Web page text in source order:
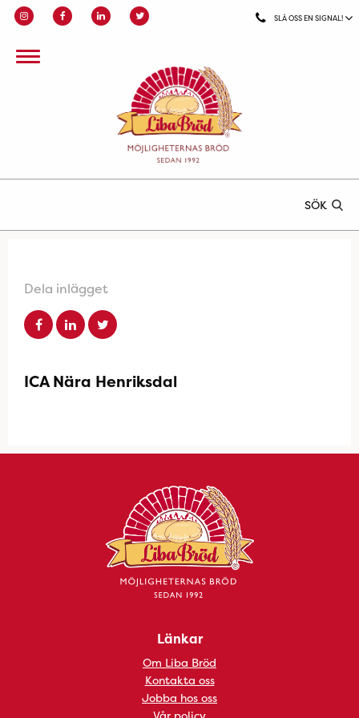
SLÅ OSS EN SIGNAL!
SÖK
Dela inlägget
ICA Nära Henriksdal
Länkar
Om Liba Bröd
Kontakta oss
Jobba hos oss